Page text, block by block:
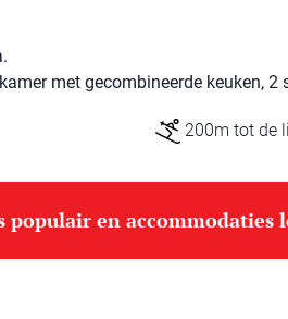
met gecombineerde keuken,
200m tot de
populair en accommodaties